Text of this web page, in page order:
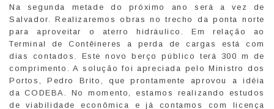
Na segunda metade do próximo ano será a vez de
Salvador. Realizaremos obras no trecho da ponta norte
para aproveitar o aterro hidráulico. Em relação ao
Terminal de Contêineres a perda de cargas está com
dias contados. Este novo berço público terá 300 m de
comprimento. A solução foi apreciada pelo Ministro dos
Portos, Pedro Brito, que prontamente aprovou a idéia
da CODEBA. No momento, estamos realizando estudos
de viabilidade econômica e já contamos com licença